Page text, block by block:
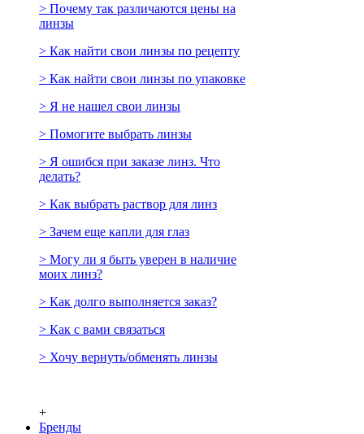
> Почему так различаются цены на
линзы
> Как найти свои линзы по рецепту
> Как найти свои линзы по упаковке
> Я не нашел свои линзы
> Помогите выбрать линзы
> Я ошибся при заказе линз. Что
делать?
> Как выбрать раствор для линз
> Зачем еще капли для глаз
> Могу ли я быть уверен в наличие
моих линз?
> Как долго выполняется заказ?
> Как с вами связаться
> Хочу вернуть/обменять линзы
+
Бренды